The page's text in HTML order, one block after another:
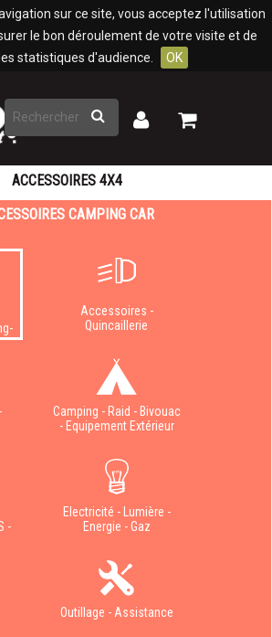
sur ce site, vous acceptez l'utilisation
le bon déroulement de votre visite et de
statistiques d'audience.
OK
Rechercher
Mon
Mon
ACCESSOIRES 4X4
CAMPING CAR
Accessoires -
Quincaillerie
Camping - Raid - Bivouac
- Equipement Extérieur
-
Electricité - Lumière -
Energie - Gaz
Outillage - Assistance
cookies